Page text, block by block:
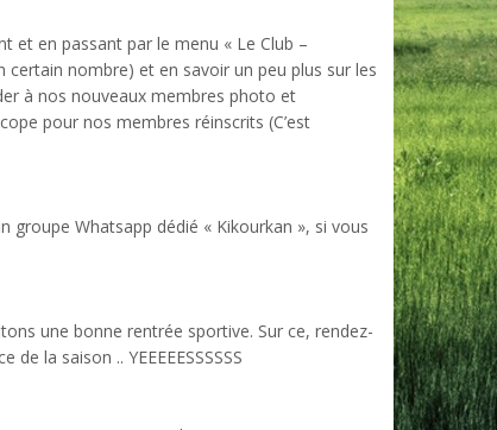
et en passant par le menu « Le Club –
nombre) et en savoir un peu plus sur les
à nos nouveaux membres photo et
pour nos membres réinscrits (C’est
Whatsapp dédié « Kikourkan », si vous
une bonne rentrée sportive. Sur ce, rendez-
la saison .. YEEEEESSSSSS